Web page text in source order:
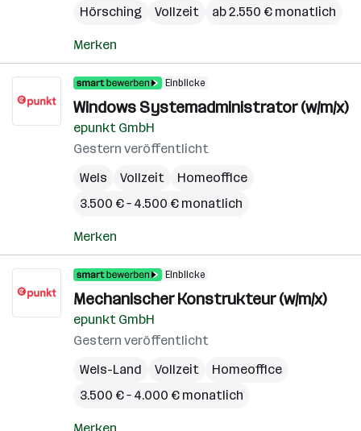
Hörsching
Vollzeit ab 2.550 € monatlich
Merken
Einblicke
Windows Systemadministrator (w/m/x)
epunkt GmbH
Gestern veröffentlicht
Wels
Vollzeit
Homeoffice
3.500 € – 4.500 € monatlich
Merken
Einblicke
Mechanischer Konstrukteur (w/m/x)
epunkt GmbH
Gestern veröffentlicht
Wels-Land
Vollzeit
Homeoffice
3.500 € – 4.000 € monatlich